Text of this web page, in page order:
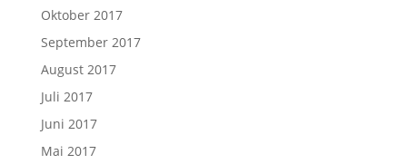
Oktober 2017
September 2017
August 2017
Juli 2017
Juni 2017
Mai 2017